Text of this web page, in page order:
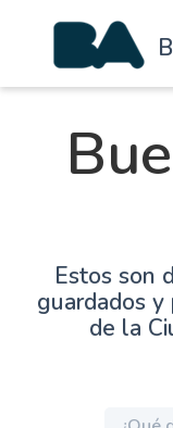
Estos son
guardados
de la